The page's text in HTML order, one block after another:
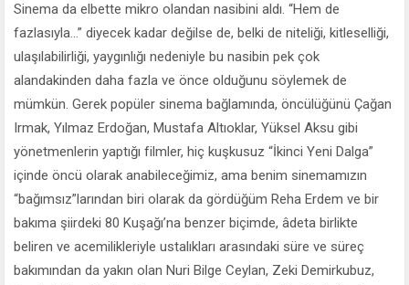
Sinema da elbette mikro olandan nasibini aldı. “Hem de
fazlasıyla...” diyecek kadar değilse de, belki de niteliği, kitleselliği,
ulaşılabilirliği, yaygınlığı nedeniyle bu nasibin pek çok
alandakinden daha fazla ve önce olduğunu söylemek de
mümkün. Gerek popüler sinema bağlamında, öncülüğünü Çağan
Irmak, Yılmaz Erdoğan, Mustafa Altıoklar, Yüksel Aksu gibi
yönetmenlerin yaptığı filmler, hiç kuşkusuz “İkinci Yeni Dalga”
içinde öncü olarak anabileceğimiz, ama benim sinemamızın
“bağımsız”larından biri olarak da gördüğüm Reha Erdem ve bir
bakıma şiirdeki 80 Kuşağı’na benzer biçimde, âdeta birlikte
beliren ve acemilikleriyle ustalıkları arasındaki süre ve süreç
bakımından da yakın olan Nuri Bilge Ceylan, Zeki Demirkubuz,